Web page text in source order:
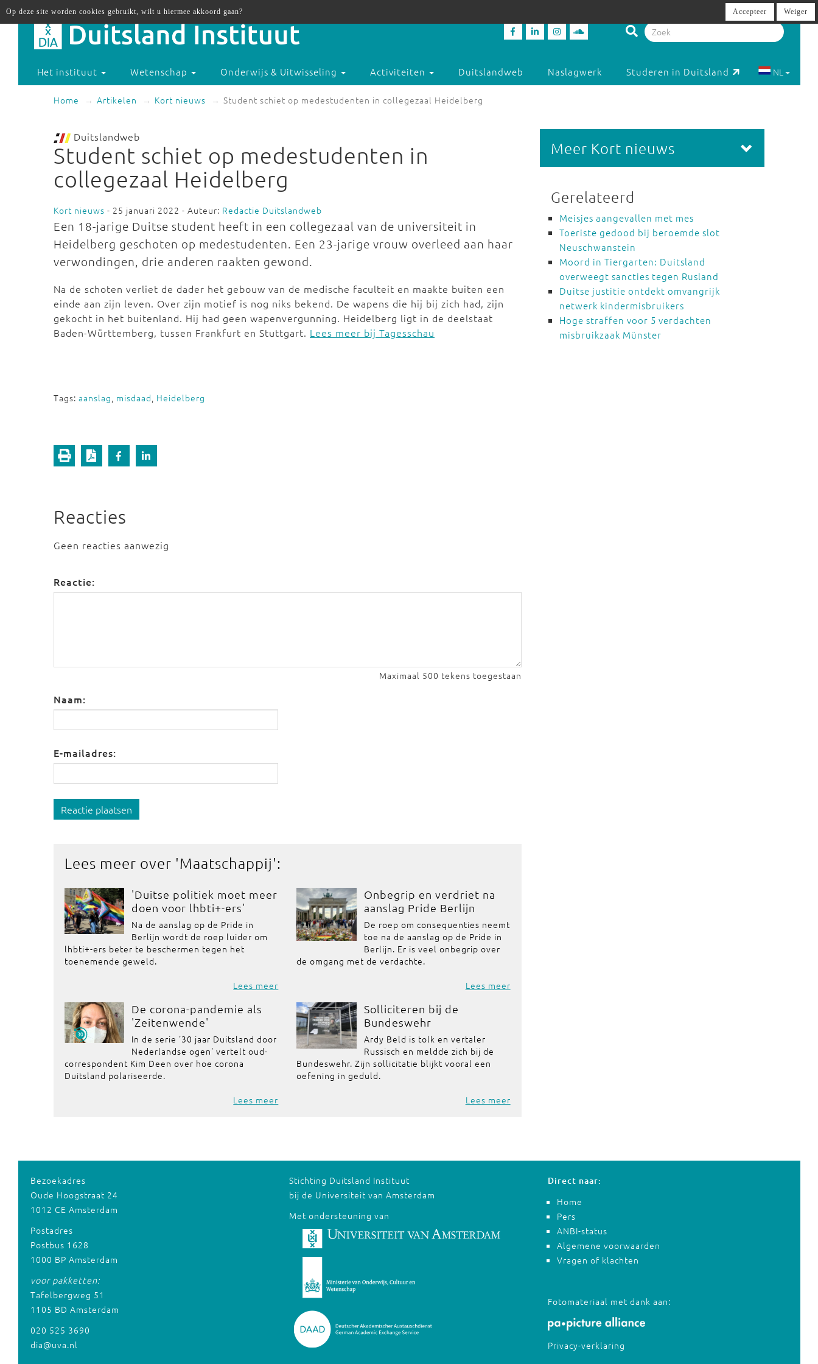
Het instituut Wetenschap Onderwijs & Uitwisseling Activiteiten Duitslandweb Naslagwerk Studeren in Duitsland NL
Home Artikelen Kort nieuws Student schiet op medestudenten in collegezaal Heidelberg
Duitslandweb
Student schiet op medestudenten in
collegezaal Heidelberg
Kort nieuws - 25 januari 2022 - Auteur: Redactie Duitslandweb
Een 18-jarige Duitse student heeft in een collegezaal van de universiteit in
Heidelberg geschoten op medestudenten. Een 23-jarige vrouw overleed aan haar
verwondingen, drie anderen raakten gewond.
Na de schoten verliet de dader het gebouw van de medische faculteit en maakte buiten een
einde aan zijn leven. Over zijn motief is nog niks bekend. De wapens die hij bij zich had, zijn
gekocht in het buitenland. Hij had geen wapenvergunning. Heidelberg ligt in de deelstaat
Baden-Württemberg, tussen Frankfurt en Stuttgart. Lees meer bij Tagesschau
Tags: aanslag, misdaad, Heidelberg
Reacties
Geen reacties aanwezig
Reactie:
Maximaal 500 tekens toegestaan
Naam:
E-mailadres:
Reactie plaatsen
Lees meer over 'Maatschappij':
'Duitse politiek moet meer
doen voor lhbti+-ers'
Na de aanslag op de Pride in
Berlijn wordt de roep luider om
lhbti+-ers beter te beschermen tegen het
toenemende geweld.
Lees meer
Onbegrip en verdriet na
aanslag Pride Berlijn
De roep om consequenties neemt
toe na de aanslag op de Pride in
Berlijn. Er is veel onbegrip over
de omgang met de verdachte.
Lees meer
De corona-pandemie als
'Zeitenwende'
In de serie '30 jaar Duitsland door
Nederlandse ogen' vertelt oud-
correspondent Kim Deen over hoe corona
Duitsland polariseerde.
Lees meer
Solliciteren bij de
Bundeswehr
Ardy Beld is tolk en vertaler
Russisch en meldde zich bij de
Bundeswehr. Zijn sollicitatie blijkt vooral een
oefening in geduld.
Lees meer
Meer Kort nieuws
Gerelateerd
Meisjes aangevallen met mes
Toeriste gedood bij beroemde slot
Neuschwanstein
Moord in Tiergarten: Duitsland
overweegt sancties tegen Rusland
Duitse justitie ontdekt omvangrijk
netwerk kindermisbruikers
Hoge straffen voor 5 verdachten
misbruikzaak Münster
Bezoekadres
Oude Hoogstraat 24
1012 CE Amsterdam
Postadres
Postbus 1628
1000 BP Amsterdam
voor pakketten:
Tafelbergweg 51
1105 BD Amsterdam
020 525 3690
dia@uva.nl
Stichting Duitsland Instituut
bij de Universiteit van Amsterdam
Met ondersteuning van
Direct naar:
Home
Pers
ANBI-status
Algemene voorwaarden
Vragen of klachten
Fotomateriaal met dank aan:
Privacy-verklaring
Op deze site worden cookies gebruikt, wilt u hiermee akkoord gaan? Accepteer Weiger